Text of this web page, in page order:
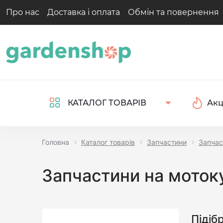
Про нас Доставка і оплата Обмін та повернення
КАТАЛОГ ТОВАРІВ
Головна Каталог товарів Запчастини
Запчастини на